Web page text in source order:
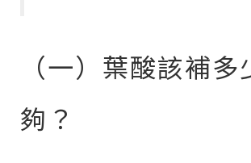
（一）葉酸該補多
夠？